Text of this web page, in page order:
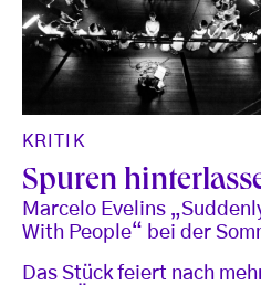
KRITIK
Spuren
Marcelo Evelins
With People“ bei der
Das Stück feiert nach